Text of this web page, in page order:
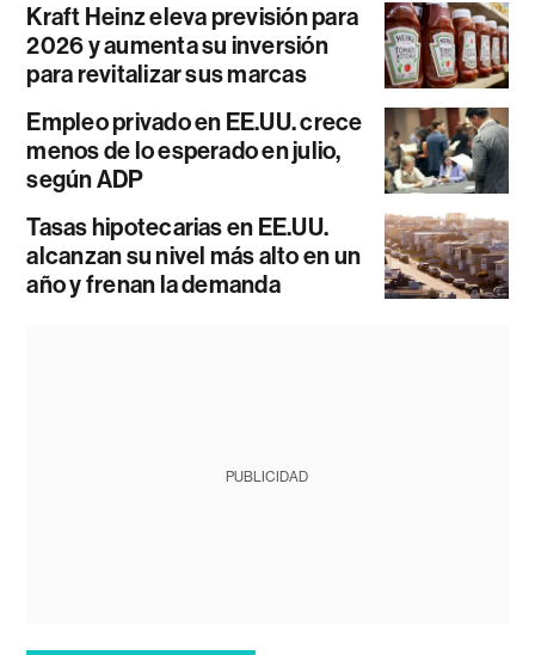
Kraft Heinz eleva previsión para
2026 y aumenta su inversión
para revitalizar sus marcas
Empleo privado en EE.UU. crece
menos de lo esperado en julio,
según ADP
Tasas hipotecarias en EE.UU.
alcanzan su nivel más alto en un
año y frenan la demanda
PUBLICIDAD